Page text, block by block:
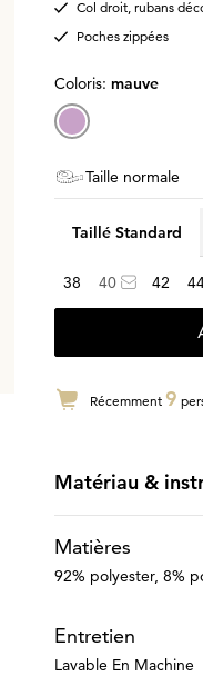
Col droit, rubans
Poches zippées
Coloris: mauve
Taille normale
Taillé Standard
38 40 42
Récemment 9
Matériau &
Matières
92% polyester, 8%
Entretien
Lavable En Machine